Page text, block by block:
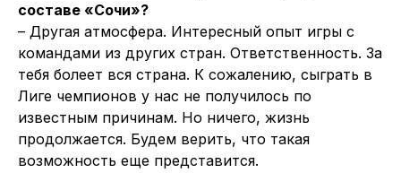
составе «Сочи»?
– Другая атмосфера. Интересный опыт игры с
командами из других стран. Ответственность. За
тебя болеет вся страна. К сожалению, сыграть в
Лиге чемпионов у нас не получилось по
известным причинам. Но ничего, жизнь
продолжается. Будем верить, что такая
возможность еще представится.